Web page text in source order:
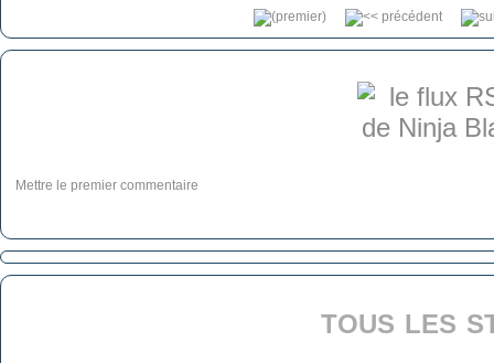
Mettre le premier commentaire
tous les